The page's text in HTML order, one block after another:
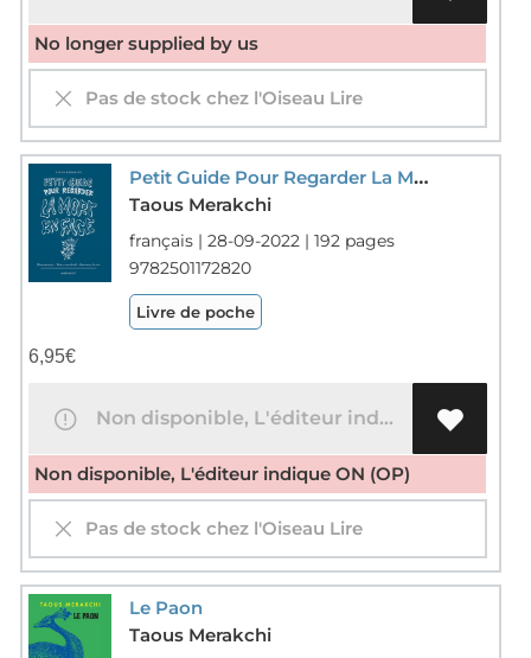
No longer supplied by us
Pas de stock chez l'Oiseau Lire
Petit Guide Pour Regarder La Mort En Face : Bien Mourir, Faire Son Deuil, Savourer La Vie
Taous Merakchi
français | 28-09-2022 | 192 pages
9782501172820
Livre de poche
6,95€
Non disponible, L'éditeur indique ON (OP)
Non disponible, L'éditeur indique ON (OP)
Pas de stock chez l'Oiseau Lire
Le Paon
Taous Merakchi